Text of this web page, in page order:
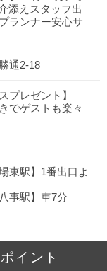
添えスタッフ出
ランナー安心サ
通2-18
プレゼント】
でゲストも楽々
東駅】1番出口よ
事駅】車7分
イント